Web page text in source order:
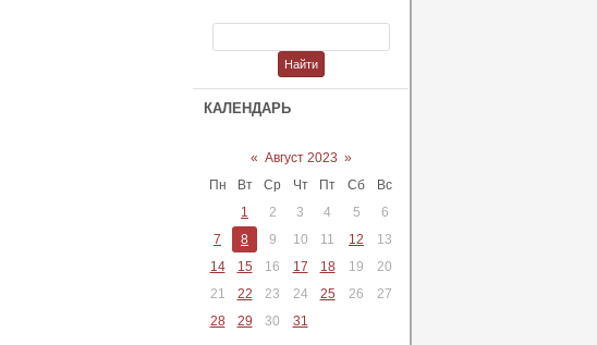
КАЛЕНДАРЬ
« Август 2023 »
Пн
Вт Ср Чт Пт Сб
Вс
1
2 3 4 5
6
7
8 9 10 11 12
13
14
15 16 17 18 19
20
21
22 23 24 25 26
27
28
29 30 31